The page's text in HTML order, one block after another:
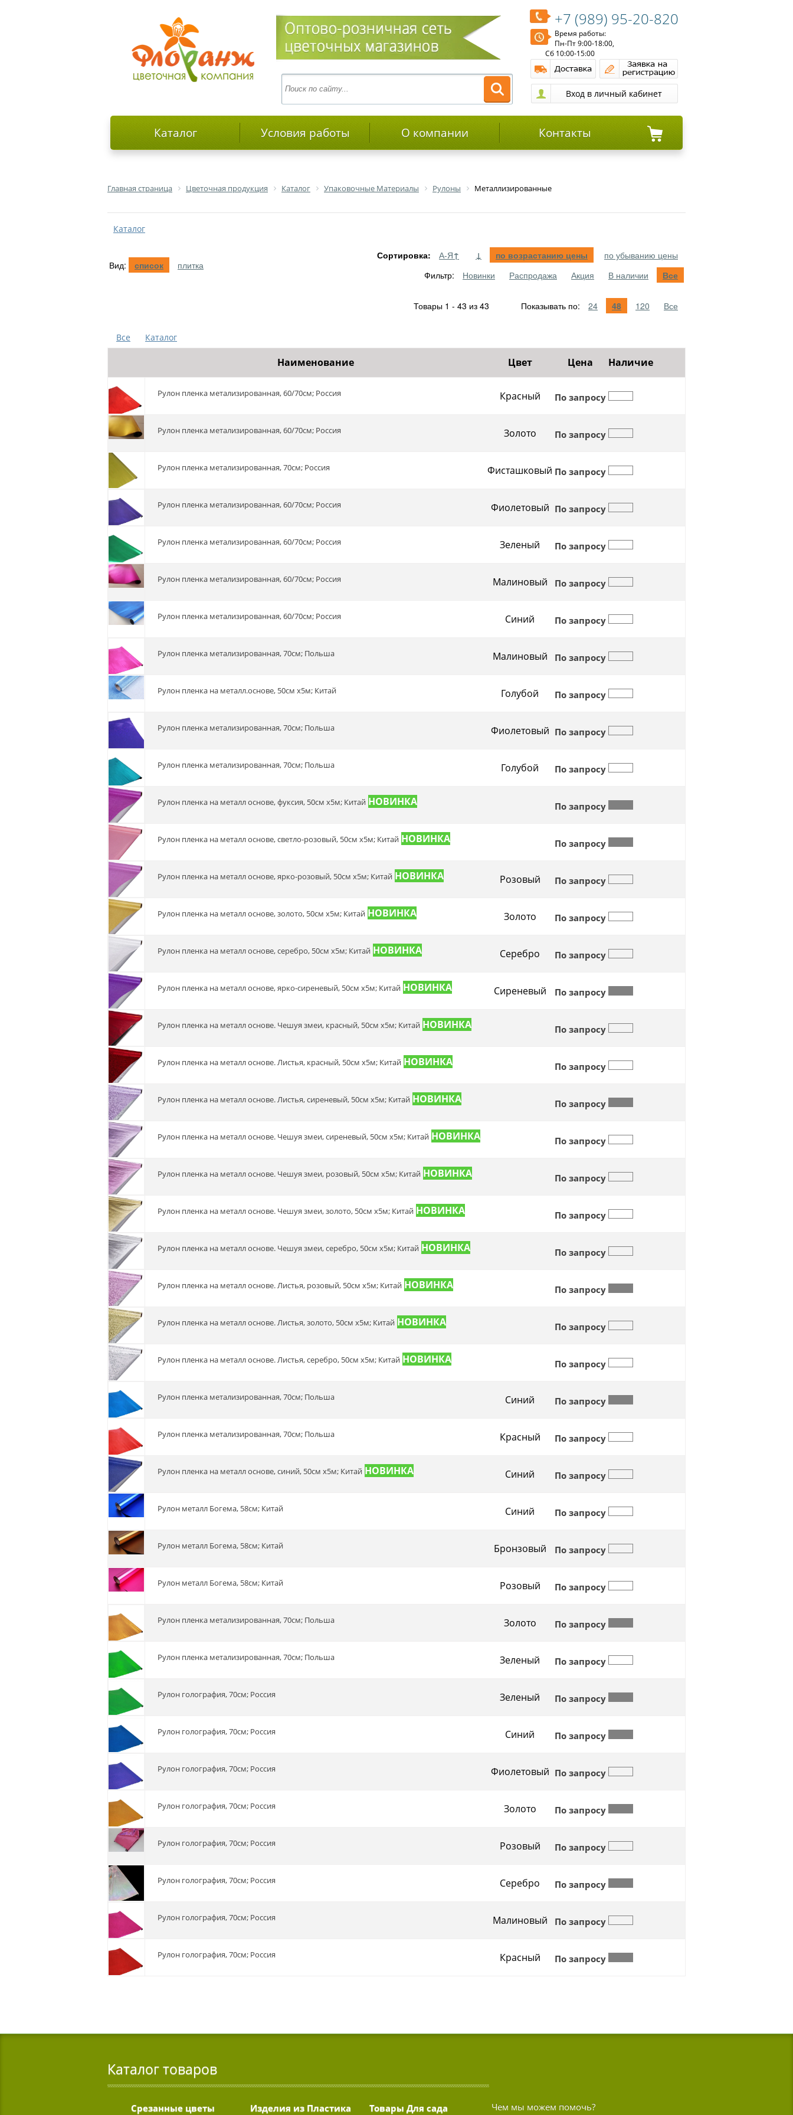
+7 (989) 95-20-820
Время работы:
Пн-Пт 9:00-18:00,
Сб 10:00-15:00
Каталог Условия работы О компании Контакты
Главная страница Цветочная продукция Каталог Упаковочные Материалы Рулоны Металлизированные
Каталог
Вид: список плитка
Сортировка: А-Я↑ ↓ по возрастанию цены
по убыванию цены
Фильтр:
Новинки Распродажа Акция В наличии Все
Товары 1 - 43 из 43 Показывать по: 24 48 120 Все
Все Каталог
Наименование Цвет Цена Наличие
Рулон пленка метализированная, 60/70см; Россия Красный По запросу
Рулон пленка метализированная, 60/70см; Россия Золото По запросу
Рулон пленка метализированная, 70см; Россия Фисташковый По запросу
Рулон пленка метализированная, 60/70см; Россия Фиолетовый По запросу
Рулон пленка метализированная, 60/70см; Россия Зеленый По запросу
Рулон пленка метализированная, 60/70см; Россия Малиновый По запросу
Рулон пленка метализированная, 60/70см; Россия Синий По запросу
Рулон пленка метализированная, 70см; Польша Малиновый По запросу
Рулон пленка на металл.основе, 50см х5м; Китай Голубой По запросу
Рулон пленка метализированная, 70см; Польша Фиолетовый По запросу
Рулон пленка метализированная, 70см; Польша Голубой По запросу
Рулон пленка на металл основе, фуксия, 50см х5м; Китай По запросу
Рулон пленка на металл основе, светло-розовый, 50см х5м; Китай По запросу
Рулон пленка на металл основе, ярко-розовый, 50см х5м; Китай Розовый По запросу
Рулон пленка на металл основе, золото, 50см х5м; Китай Золото По запросу
Рулон пленка на металл основе, серебро, 50см х5м; Китай Серебро По запросу
Рулон пленка на металл основе, ярко-сиреневый, 50см х5м; Китай Сиреневый По запросу
Рулон пленка на металл основе. Чешуя змеи, красный, 50см х5м; Китай По запросу
Рулон пленка на металл основе. Листья, красный, 50см х5м; Китай По запросу
Рулон пленка на металл основе. Листья, сиреневый, 50см х5м; Китай По запросу
Рулон пленка на металл основе. Чешуя змеи, сиреневый, 50см х5м; Китай По запросу
Рулон пленка на металл основе. Чешуя змеи, розовый, 50см х5м; Китай По запросу
Рулон пленка на металл основе. Чешуя змеи, золото, 50см х5м; Китай По запросу
Рулон пленка на металл основе. Чешуя змеи, серебро, 50см х5м; Китай По запросу
Рулон пленка на металл основе. Листья, розовый, 50см х5м; Китай По запросу
Рулон пленка на металл основе. Листья, золото, 50см х5м; Китай По запросу
Рулон пленка на металл основе. Листья, серебро, 50см х5м; Китай По запросу
Рулон пленка метализированная, 70см; Польша Синий По запросу
Рулон пленка метализированная, 70см; Польша Красный По запросу
Рулон пленка на металл основе, синий, 50см х5м; Китай Синий По запросу
Рулон металл Богема, 58см; Китай Синий По запросу
Рулон металл Богема, 58см; Китай Бронзовый По запросу
Рулон металл Богема, 58см; Китай Розовый По запросу
Рулон пленка метализированная, 70см; Польша Золото По запросу
Рулон пленка метализированная, 70см; Польша Зеленый По запросу
Рулон голография, 70см; Россия Зеленый По запросу
Рулон голография, 70см; Россия Синий По запросу
Рулон голография, 70см; Россия Фиолетовый По запросу
Рулон голография, 70см; Россия Золото По запросу
Рулон голография, 70см; Россия Розовый По запросу
Рулон голография, 70см; Россия Серебро По запросу
Рулон голография, 70см; Россия Малиновый По запросу
Рулон голография, 70см; Россия Красный По запросу
Каталог товаров
Срезанные цветы Изделия из Пластика Товары Для сада Чем мы можем помочь?